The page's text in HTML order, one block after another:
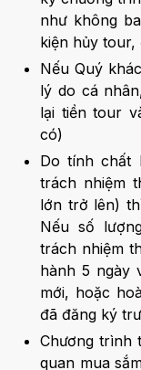
như không
kiện hủy tour,
Nếu Quý
lý do cá
lại tiền tour
có)
Do tính chất
trách nhiệm
lớn trở lên)
Nếu số
trách nhiệm
hành 5 ngày
mới, hoặc
đã đăng ký
Chương trình
quan mua